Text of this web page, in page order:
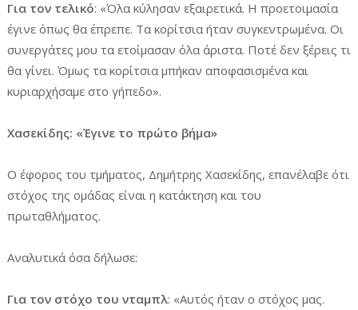
Για τον τελικό: «Όλα κύλησαν εξαιρετικά. Η προετοιμασία
έγινε όπως θα έπρεπε. Τα κορίτσια ήταν συγκεντρωμένα. Οι
συνεργάτες μου τα ετοίμασαν όλα άριστα. Ποτέ δεν ξέρεις τι
θα γίνει. Όμως τα κορίτσια μπήκαν αποφασισμένα και
κυριαρχήσαμε στο γήπεδο».
Χασεκίδης: «Έγινε το πρώτο βήμα»
Ο έφορος του τμήματος, Δημήτρης Χασεκίδης, επανέλαβε ότι
στόχος της ομάδας είναι η κατάκτηση και του
πρωταθλήματος.
Αναλυτικά όσα δήλωσε:
Για τον στόχο του νταμπλ: «Αυτός ήταν ο στόχος μας.